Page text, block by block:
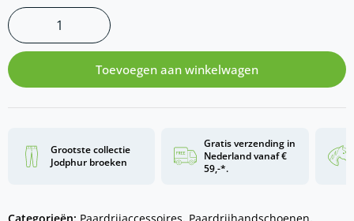
Toevoegen aan winkelwagen
Grootste collectie
Jodphur broeken
Gratis verzending in
Nederland vanaf €
59,-*.
Categorieën: Paardrijaccessoires, Paardrijhandschoenen,